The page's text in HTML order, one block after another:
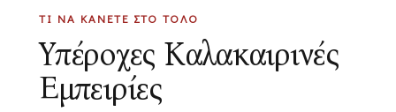
ΤΙ ΝΑ ΚΑΝΕΤΕ ΣΤΟ ΤΟΛΟ
Υπέροχες Καλακαιρινές
Εμπειρίες